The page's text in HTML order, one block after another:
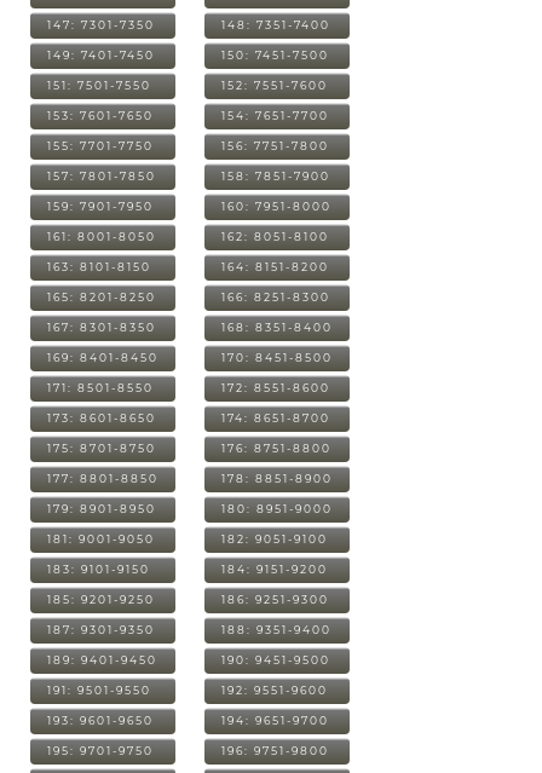
147: 7301-7350 148: 7351-7400
149: 7401-7450 150: 7451-7500
151: 7501-7550 152: 7551-7600
153: 7601-7650 154: 7651-7700
155: 7701-7750 156: 7751-7800
157: 7801-7850 158: 7851-7900
159: 7901-7950 160: 7951-8000
161: 8001-8050 162: 8051-8100
163: 8101-8150 164: 8151-8200
165: 8201-8250 166: 8251-8300
167: 8301-8350 168: 8351-8400
169: 8401-8450 170: 8451-8500
171: 8501-8550 172: 8551-8600
173: 8601-8650 174: 8651-8700
175: 8701-8750 176: 8751-8800
177: 8801-8850 178: 8851-8900
179: 8901-8950 180: 8951-9000
181: 9001-9050 182: 9051-9100
183: 9101-9150 184: 9151-9200
185: 9201-9250 186: 9251-9300
187: 9301-9350 188: 9351-9400
189: 9401-9450 190: 9451-9500
191: 9501-9550 192: 9551-9600
193: 9601-9650 194: 9651-9700
195: 9701-9750 196: 9751-9800